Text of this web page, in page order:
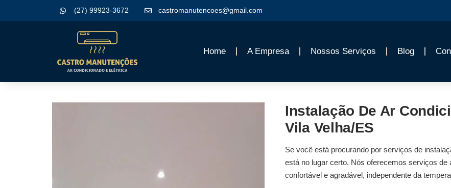
(27) 99923-3672 castromanutencoes@gmail.com
Home A Empresa Nossos Serviços Blog
Instalação De Ar
Vila Velha/ES
Se você está procurando por serviços de
está no lugar certo. Nós oferecemos serviços de
confortável e agradável, independente da